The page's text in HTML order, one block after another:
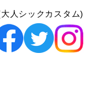
人シックカスタム)